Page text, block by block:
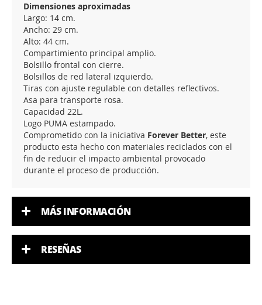
Dimensiones aproximadas
Largo: 14 cm.
Ancho: 29 cm.
Alto: 44 cm.
Compartimiento principal amplio.
Bolsillo frontal con cierre.
Bolsillos de red lateral izquierdo.
Tiras con ajuste regulable con detalles reflectivos.
Asa para transporte rosa.
Capacidad 22L.
Logo PUMA estampado.
Comprometido con la iniciativa Forever Better, este
producto esta hecho con materiales reciclados con el
fin de reducir el impacto ambiental provocado
durante el proceso de producción.
MÁS INFORMACIÓN
RESEÑAS